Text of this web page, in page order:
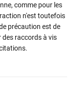
comme pour les
n'est toutefois
précaution est de
des raccords à vis